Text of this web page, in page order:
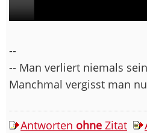
--
-- Man verliert niemals
Manchmal vergisst man
Antworten ohne Zitat